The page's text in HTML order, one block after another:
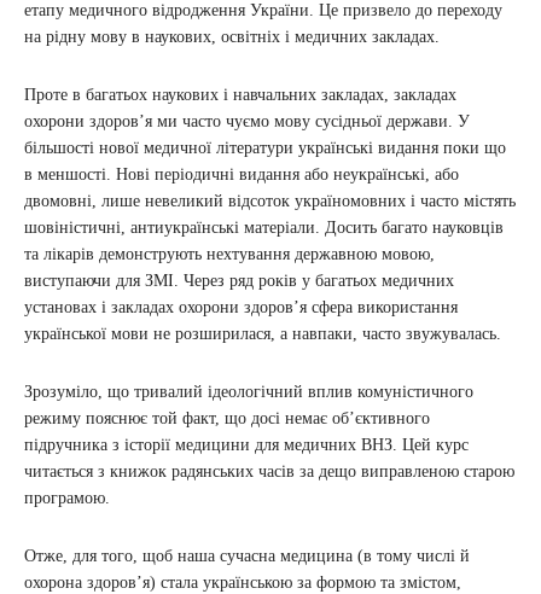
етапу медичного відродження України. Це призвело до переходу
на рідну мову в наукових, освітніх і медичних закладах.
Проте в багатьох наукових і навчальних закладах, закладах
охорони здоров’я ми часто чуємо мову сусідньої держави. У
більшості нової медичної літератури українські видання поки що
в меншості. Нові періодичні видання або неукраїнські, або
двомовні, лише невеликий відсоток україномовних і часто містять
шовіністичні, антиукраїнські матеріали. Досить багато науковців
та лікарів демонструють нехтування державною мовою,
виступаючи для ЗМІ. Через ряд років у багатьох медичних
установах і закладах охорони здоров’я сфера використання
української мови не розширилася, а навпаки, часто звужувалась.
Зрозуміло, що тривалий ідеологічний вплив комуністичного
режиму пояснює той факт, що досі немає об’єктивного
підручника з історії медицини для медичних ВНЗ. Цей курс
читається з книжок радянських часів за дещо виправленою старою
програмою.
Отже, для того, щоб наша сучасна медицина (в тому числі й
охорона здоров’я) стала українською за формою та змістом,